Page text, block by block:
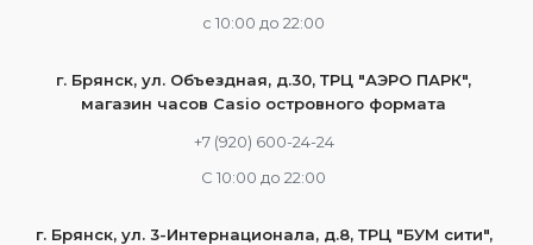
c 10:00 до 22:00
г. Брянск, ул. Объездная, д.30, ТРЦ "АЭРО ПАРК",
магазин часов Casio островного формата
+7 (920) 600-24-24
С 10:00 до 22:00
г. Брянск, ул. 3-Интернационала, д.8, ТРЦ "БУМ сити",